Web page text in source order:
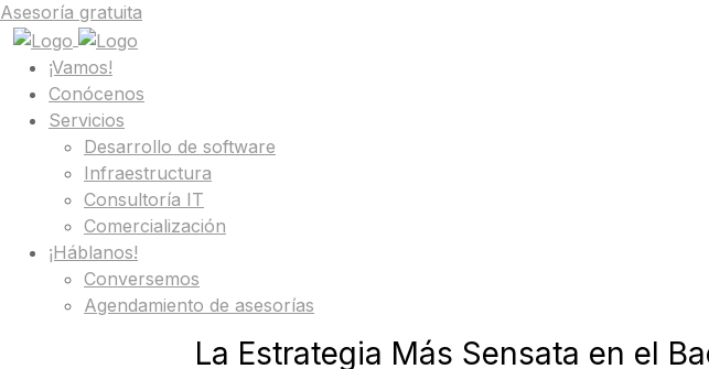
Asesoría gratuita
¡Vamos!
Conócenos
Servicios
Desarrollo de software
Infraestructura
Consultoría IT
Comercialización
¡Háblanos!
Conversemos
Agendamiento de asesorías
La Estrategia Más Sensata en el